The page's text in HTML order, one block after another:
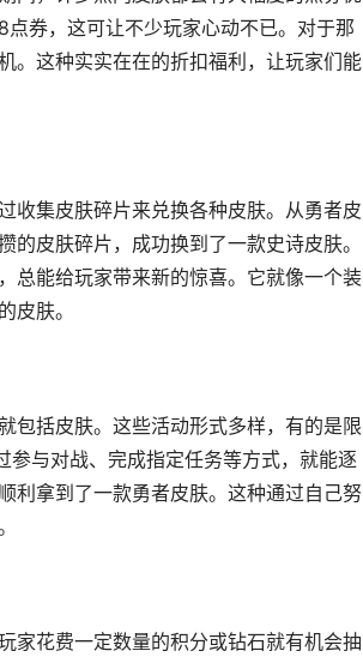
券，这可让不少玩家心动不已。对于那
。这种实实在在的折扣福利，让玩家们能
收集皮肤碎片来兑换各种皮肤。从勇者皮
皮肤碎片，成功换到了一款史诗皮肤。
总能给玩家带来新的惊喜。它就像一个装
皮肤。
包括皮肤。这些活动形式多样，有的是限
参与对战、完成指定任务等方式，就能逐
利拿到了一款勇者皮肤。这种通过自己努
家花费一定数量的积分或钻石就有机会抽